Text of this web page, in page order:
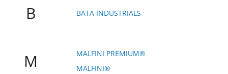
B BATA INDUSTRIALS
M
MALFINI PREMIUM®
MALFINI®